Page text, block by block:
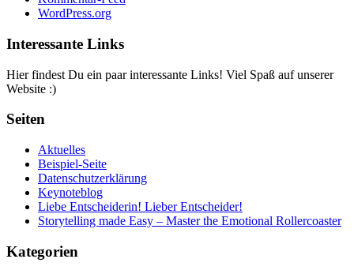
WordPress.org
Interessante Links
Hier findest Du ein paar interessante Links! Viel Spaß auf unserer
Website :)
Seiten
Aktuelles
Beispiel-Seite
Datenschutzerklärung
Keynoteblog
Liebe Entscheiderin! Lieber Entscheider!
Storytelling made Easy – Master the Emotional Rollercoaster
Kategorien